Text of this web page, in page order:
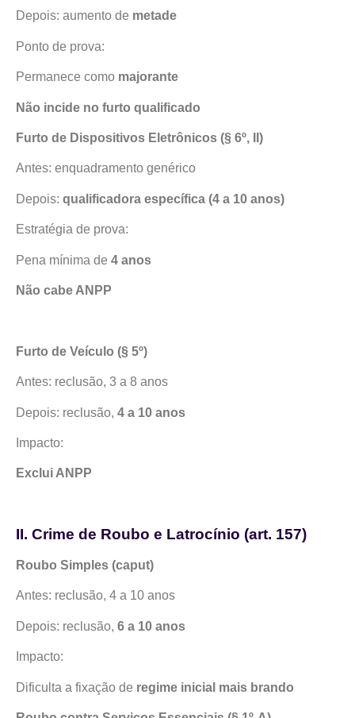
Depois: aumento de metade
Ponto de prova:
Permanece como majorante
Não incide no furto qualificado
Furto de Dispositivos Eletrônicos (§ 6º, II)
Antes: enquadramento genérico
Depois: qualificadora específica (4 a 10 anos)
Estratégia de prova:
Pena mínima de 4 anos
Não cabe ANPP
Furto de Veículo (§ 5º)
Antes: reclusão, 3 a 8 anos
Depois: reclusão, 4 a 10 anos
Impacto:
Exclui ANPP
II. Crime de Roubo e Latrocínio (art. 157)
Roubo Simples (caput)
Antes: reclusão, 4 a 10 anos
Depois: reclusão, 6 a 10 anos
Impacto:
Dificulta a fixação de regime inicial mais brando